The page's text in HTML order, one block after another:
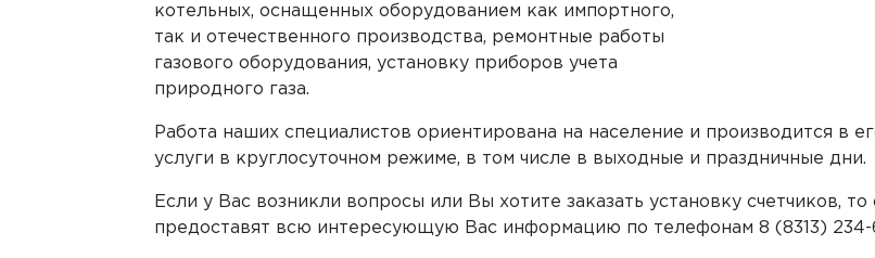
котельных, оснащенных оборудованием как импортного,
так и отечественного производства, ремонтные работы
газового оборудования, установку приборов учета
природного газа.
Работа наших специалистов ориентирована на население и производится в
услуги в круглосуточном режиме, в том числе в выходные и праздничные дни.
Если у Вас возникли вопросы или Вы хотите заказать установку счетчиков,
предоставят всю интересующую Вас информацию по телефонам 8 (8313) 234-